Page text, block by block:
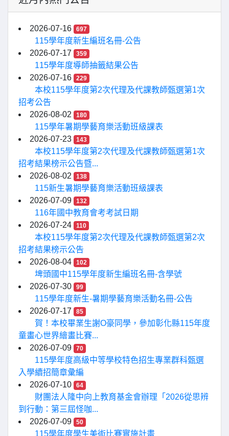
2026-07-16 697
115學年度新生編班名冊-公告
2026-07-17
359
115學年度導師抽籤結果公告
2026-07-16
229
本校115學年度第2次代理及代課教師甄選第1次
招考公告
2026-08-02
180
115學年暑期學藝育樂活動班級課表
2026-07-23
143
本校115學年度第2次代理及代課教師甄選第1次
招考結果榜示公告暨...
2026-08-02
138
115新生暑期學藝育樂活動班級課表
2026-07-09
132
116年國中教育會考考試日期
2026-07-24
110
本校115學年度第2次代理及代課教師甄選第2次
招考結果榜示公告
2026-08-04
102
埤頭國中115學年度新生編班名冊-含學號
2026-07-30
99
115學年度新生-暑期學藝育樂活動名冊-公告
2026-07-17
85
賀！本校畢業生謝O豪同學，參加彰化縣115年度
童畫心世界繪畫比賽...
2026-07-09
70
115學年度高級中等學校特色招生專業群科甄選
入學續招簡章彙編
2026-07-10
64
財團法人隆中向上教育基金會辦理「2026從思辨
到行動：第三屆怪咖...
2026-07-09
50
115學年度學生美術比賽實施計畫